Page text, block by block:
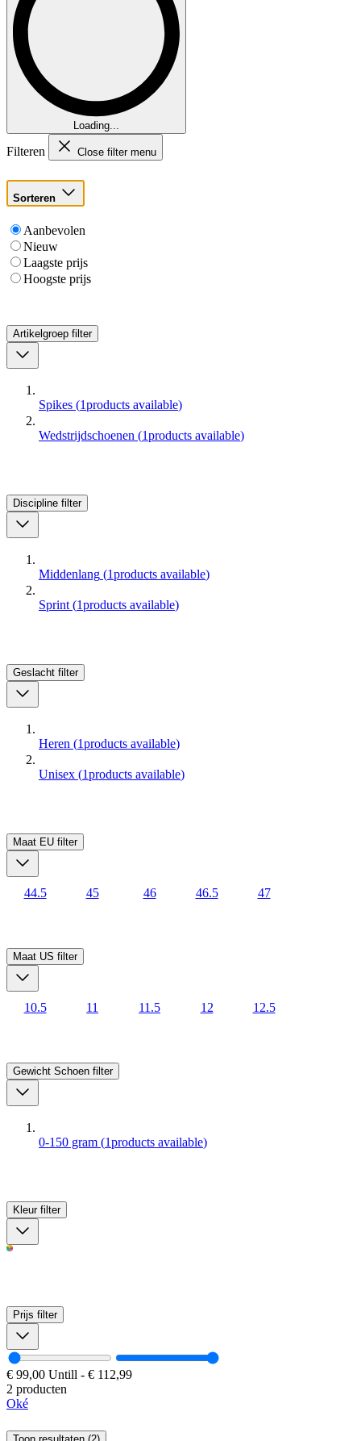
Loading...
Filteren Close filter menu
Sorteren
Aanbevolen
Nieuw
Laagste prijs
Hoogste prijs
Artikelgroep filter
Spikes (1products available)
Wedstrijdschoenen (1products available)
Discipline filter
Middenlang (1products available)
Sprint (1products available)
Geslacht filter
Heren (1products available)
Unisex (1products available)
Maat EU filter
44.5 45 46 46.5 47
Maat US filter
10.5 11 11.5 12 12.5
Gewicht Schoen filter
0-150 gram (1products available)
Kleur filter
Prijs filter
€ 99,00 Untill - € 112,99
2 producten
Oké